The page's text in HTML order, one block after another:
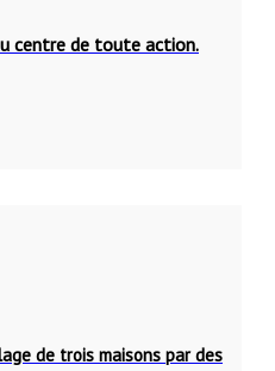
centre de toute action.
de trois maisons par des